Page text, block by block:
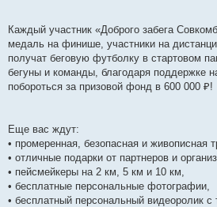
Каждый участник «Доброго забега
медаль на финише, участники на
получат беговую футболку в стартовом
бегуны и команды, благодаря поддержке
побороться за призовой фонд в 600 000 ₽!
Еще вас ждут:
• промеренная, безопасная и живописная
• отличные подарки от партнеров и
• пейсмейкеры на 2 км, 5 км и 10 км,
• бесплатные персональные фотографии,
• бесплатный персональный видеоролик с